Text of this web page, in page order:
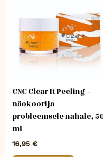
CNC Clear It Peeling –
näokoorija
probleemsele nahale,
ml
16,95 €